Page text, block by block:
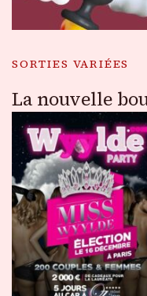
SORTIES VARIÉES
La nouvelle